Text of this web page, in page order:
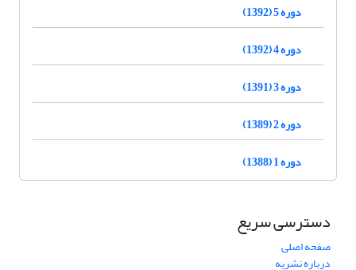
دوره 5 (1392)
دوره 4 (1392)
دوره 3 (1391)
دوره 2 (1389)
دوره 1 (1388)
دسترسی سریع
صفحه اصلی
درباره نشریه